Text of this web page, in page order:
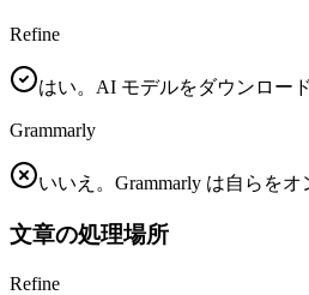
Refine
はい。AI モデルをダウンロー
Grammarly
いいえ。Grammarly は自らを
文章の処理場所
Refine